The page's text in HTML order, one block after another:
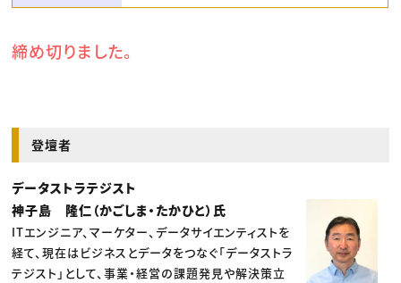
締め切りました。
登壇者
データストラテジスト
神子島 隆仁（かごしま・たかひと）氏
ITエンジニア、マーケター、データサイエンティストを
経て、現在はビジネスとデータをつなぐ「データストラ
テジスト」として、事業・経営の課題発見や解決策立